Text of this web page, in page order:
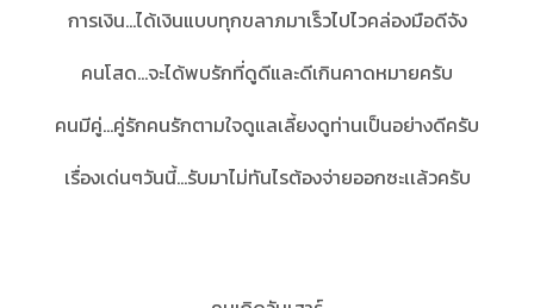
การเงิน...ได้เงินแบบทุกขลาภมาเร็วไปไวคล่องมือดีจัง
คนโสด...จะได้พบรักที่ดูดีและดีเกินคาดหมายครับ
คนมีคู่...คู่รักคนรักตามใจดูแลเลี้ยงดูท่านเป็นอย่างดีครับ
เรื่องเด่นๆวันนี้...รับมาไม่ทันไรต้องจ่ายออกซะเเล้วครับ